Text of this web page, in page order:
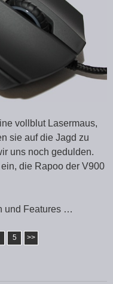
vollblut Lasermaus,
sie auf die Jagd zu
uns noch gedulden.
die Rapoo der V900
und Features …
5 >>